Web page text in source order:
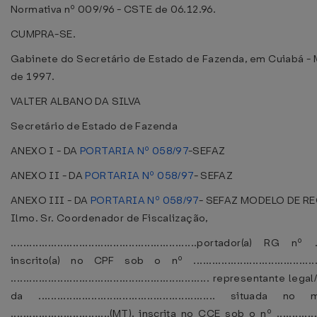
Normativa nº 009/96 - CSTE de 06.12.96.
CUMPRA-SE.
Gabinete do Secretário de Estado de Fazenda, em Cuiabá -
de 1997.
VALTER ALBANO DA SILVA
Secretário de Estado de Fazenda
ANEXO I - DA PORTARIA Nº 058/97-SEFAZ
ANEXO II - DA PORTARIA Nº 058/97- SEFAZ
ANEXO III - DA PORTARIA Nº 058/97- SEFAZ MODELO DE
Ilmo. Sr. Coordenador de Fiscalização,
............................................................portador(a) RG nº
inscrito(a) no CPF sob o nº
................................................................ representante
da ......................................................... situada no
................................(MT), inscrita no CCE sob o nº